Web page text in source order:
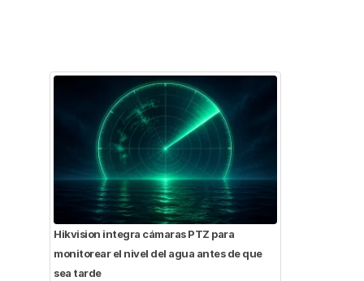
Hikvision integra cámaras PTZ para
monitorear el nivel del agua antes de que
sea tarde